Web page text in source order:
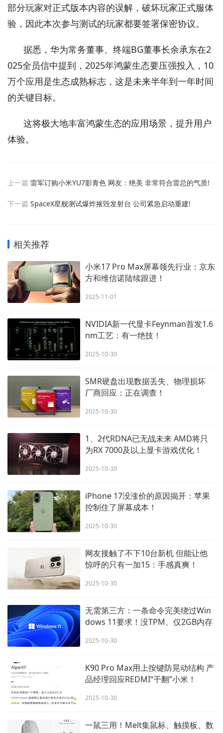
部分玩家对正式版本内容的误解，破坏玩家正式服体
验，因此本次参与测试的玩家都要签署保密协议。
据悉，华为常务董事、终端BG董事长余承东在2
025全员信中提到，2025年鸿蒙生态要压强投入，10
万个应用是生态成熟标志，这是未来半年到一年时间
的关键目标。
这将极大地丰富鸿蒙生态的应用场景，提升用户
体验。
上一篇 雷军订购小米YU7影青色 网友：绝美 非常符合雷总的气质!
下一篇 SpaceX星舰测试爆炸摧毁发射台 公司紧急启动重建!
相关推荐
小米17 Pro Max屏幕领先行业：京东
方和维信诺陆续跟进！
2025-11-01
NVIDIA新一代显卡Feynman首发1.6
nm工艺：有一绝技！
2025-10-30
SMR硬盘出现数据丢失、物理损坏
厂商回应：正在调查！
2025-10-30
1、2代RDNA已无战未来 AMD将只
为RX 7000及以上显卡游戏优化！
2025-10-30
iPhone 17没涨价的原因揭开：苹果
控制住了屏幕成本！
2025-10-30
网友接触了不下10台新机 但能让他
惊呼的只有一加15：手感真爽！
2025-10-30
无需第三方：一条命令完美绕过Win
dows 11要求！没TPM、仅2GB内存
2025-10-30
K90 Pro Max用上按键防晃动结构 产
品经理回应REDMI“干翻”小米！
2025-10-30
一鼠三用！Melt集鼠标、触摸板、数